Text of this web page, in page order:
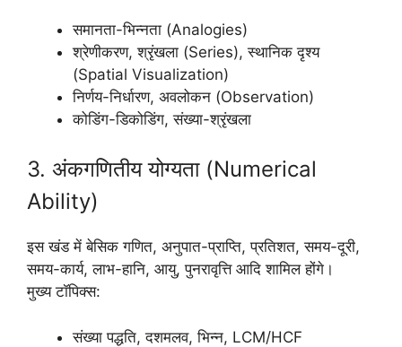
समानता-भिन्नता (Analogies)
श्रेणीकरण, श्रृंखला (Series), स्थानिक दृश्य
(Spatial Visualization)
निर्णय-निर्धारण, अवलोकन (Observation)
कोडिंग-डिकोडिंग, संख्या-श्रृंखला
3. अंकगणितीय योग्यता (Numerical
Ability)
इस खंड में बेसिक गणित, अनुपात-प्राप्ति, प्रतिशत, समय-दूरी,
समय-कार्य, लाभ-हानि, आयु, पुनरावृत्ति आदि शामिल होंगे।
मुख्य टॉपिक्स:
संख्या पद्धति, दशमलव, भिन्न, LCM/HCF